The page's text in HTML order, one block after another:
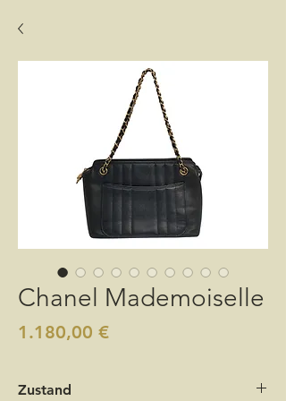
Chanel Mademoiselle
1.180,00 €Preis
Zustand